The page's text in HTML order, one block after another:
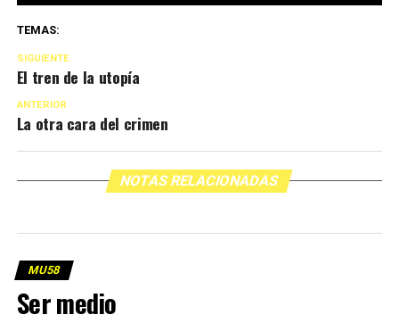
TEMAS:
SIGUIENTE
El tren de la utopía
ANTERIOR
La otra cara del crimen
NOTAS RELACIONADAS
MU58
Ser medio